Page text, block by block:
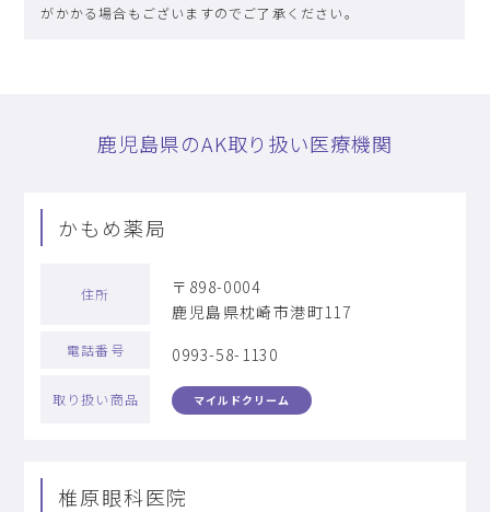
がかかる場合もございますのでご了承ください。
鹿児島県のAK取り扱い医療機関
かもめ薬局
住所
〒898-0004
鹿児島県枕崎市港町117
電話番号 0993-58-1130
取り扱い商品 マイルドクリーム
椎原眼科医院